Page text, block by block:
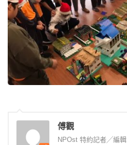
傅觀
NPOst 特約記者╱編輯